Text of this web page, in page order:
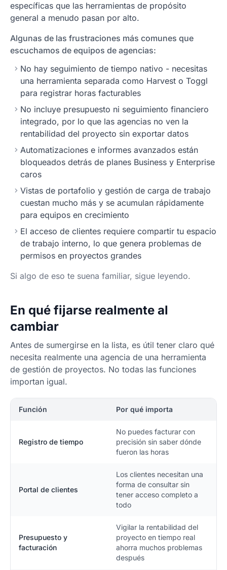
específicas que las herramientas de propósito
general a menudo pasan por alto.
Algunas de las frustraciones más comunes que
escuchamos de equipos de agencias:
No hay seguimiento de tiempo nativo - necesitas
una herramienta separada como Harvest o Toggl
para registrar horas facturables
No incluye presupuesto ni seguimiento financiero
integrado, por lo que las agencias no ven la
rentabilidad del proyecto sin exportar datos
Automatizaciones e informes avanzados están
bloqueados detrás de planes Business y Enterprise
caros
Vistas de portafolio y gestión de carga de trabajo
cuestan mucho más y se acumulan rápidamente
para equipos en crecimiento
El acceso de clientes requiere compartir tu espacio
de trabajo interno, lo que genera problemas de
permisos en proyectos grandes
Si algo de eso te suena familiar, sigue leyendo.
En qué fijarse realmente al
cambiar
Antes de sumergirse en la lista, es útil tener claro qué
necesita realmente una agencia de una herramienta
de gestión de proyectos. No todas las funciones
importan igual.
Función Por qué importa
Registro de tiempo
No puedes facturar con
precisión sin saber dónde
fueron las horas
Portal de clientes
Los clientes necesitan una
forma de consultar sin
tener acceso completo a
todo
Presupuesto y
facturación
Vigilar la rentabilidad del
proyecto en tiempo real
ahorra muchos problemas
después